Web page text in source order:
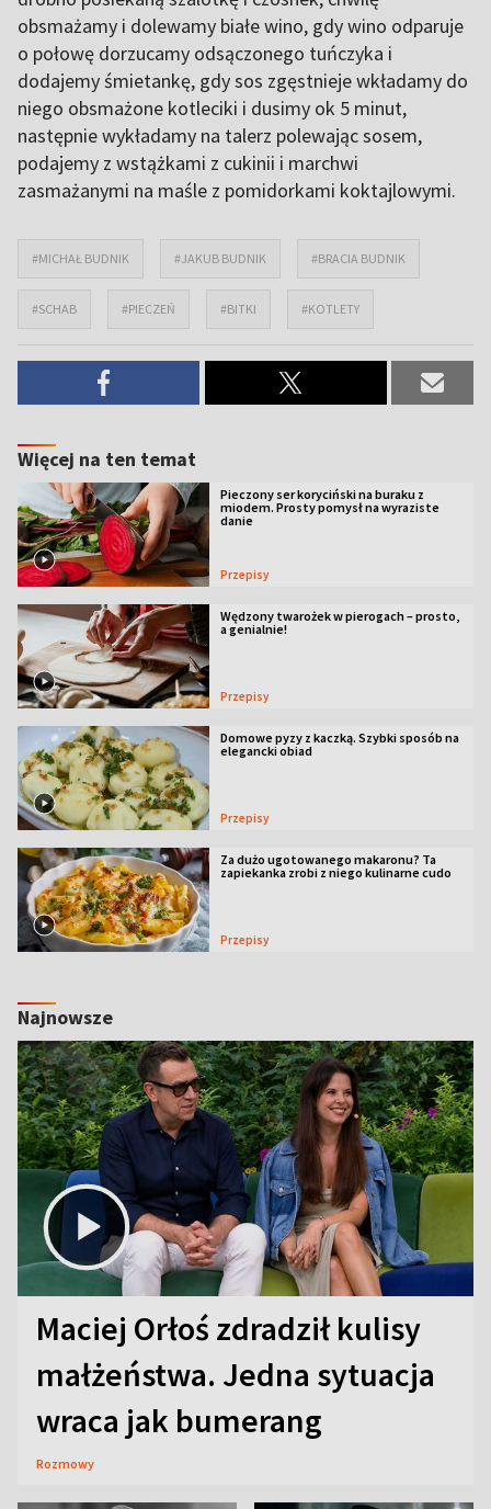
obsmażamy i dolewamy białe wino, gdy wino odparuje
o połowę dorzucamy odsączonego tuńczyka i
dodajemy śmietankę, gdy sos zgęstnieje wkładamy do
niego obsmażone kotleciki i dusimy ok 5 minut,
następnie wykładamy na talerz polewając sosem,
podajemy z wstążkami z cukinii i marchwi
zasmażanymi na maśle z pomidorkami koktajlowymi.
#MICHAŁ BUDNIK #JAKUB BUDNIK #BRACIA BUDNIK
#SCHAB #PIECZEŃ #BITKI #KOTLETY
Więcej na ten temat
Pieczony ser koryciński na buraku z
miodem. Prosty pomysł na wyraziste
danie
Przepisy
Wędzony twarożek w pierogach – prosto,
a genialnie!
Przepisy
Domowe pyzy z kaczką. Szybki sposób na
elegancki obiad
Przepisy
Za dużo ugotowanego makaronu? Ta
zapiekanka zrobi z niego kulinarne cudo
Przepisy
Najnowsze
Maciej Orłoś zdradził kulisy
małżeństwa. Jedna sytuacja
wraca jak bumerang
Rozmowy